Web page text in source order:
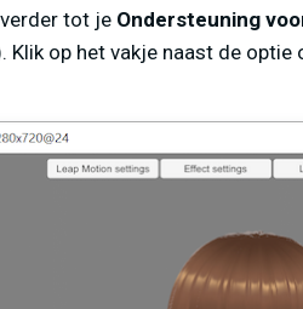
tot je Ondersteuning
Klik op het vakje naast de